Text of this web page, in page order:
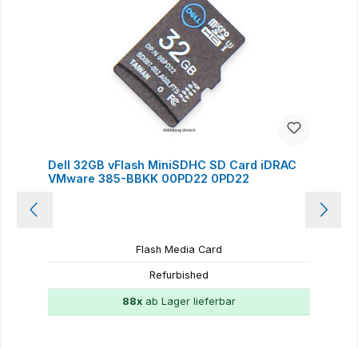
Dell 32GB vFlash MiniSDHC SD Card iDRAC
VMware 385-BBKK 00PD22 0PD22
Flash Media Card
Refurbished
88x ab Lager lieferbar